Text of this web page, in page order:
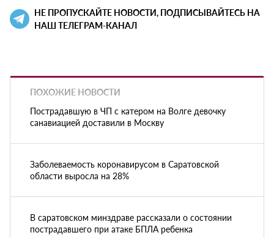
НЕ ПРОПУСКАЙТЕ НОВОСТИ, ПОДПИСЫВАЙТЕСЬ НА
НАШ ТЕЛЕГРАМ-КАНАЛ
ПОХОЖИЕ НОВОСТИ
Пострадавшую в ЧП с катером на Волге девочку
санавиацией доставили в Москву
Заболеваемость коронавирусом в Саратовской
области выросла на 28%
В саратовском минздраве рассказали о состоянии
пострадавшего при атаке БПЛА ребенка